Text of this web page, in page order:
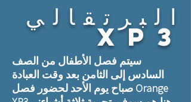
البرتقالي
xp3
سيتم فصل الأطفال من الصف
السادس إلى الثامن بعد وقت العبادة
صباح يوم الأحد لحضور فصل Orange